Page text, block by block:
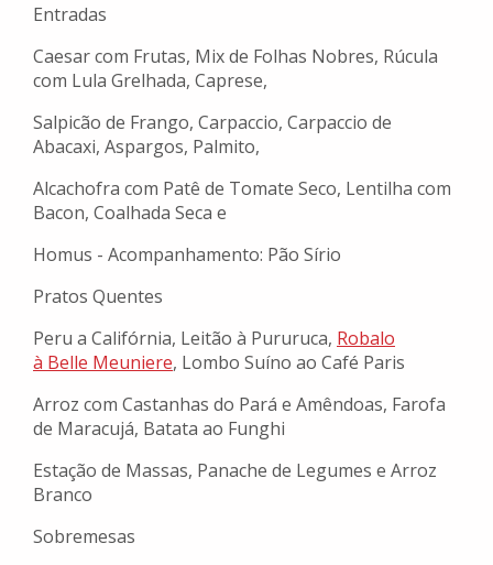
Entradas
Caesar com Frutas, Mix de Folhas Nobres, Rúcula
com Lula Grelhada, Caprese,
Salpicão de Frango, Carpaccio, Carpaccio de
Abacaxi, Aspargos, Palmito,
Alcachofra com Patê de Tomate Seco, Lentilha com
Bacon, Coalhada Seca e
Homus - Acompanhamento: Pão Sírio
Pratos Quentes
Peru a Califórnia, Leitão à Pururuca, Robalo
à Belle Meuniere, Lombo Suíno ao Café Paris
Arroz com Castanhas do Pará e Amêndoas, Farofa
de Maracujá, Batata ao Funghi
Estação de Massas, Panache de Legumes e Arroz
Branco
Sobremesas